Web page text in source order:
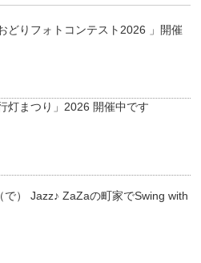
どりフォトコンテスト2026 」開催
灯まつり」2026 開催中です
で） Jazz♪ ZaZaの町家でSwing with